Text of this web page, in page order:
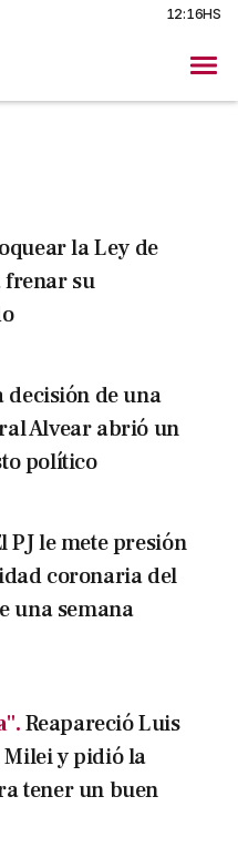
12:16HS
la Ley de
frenar su
decisión de una
Alvear abrió un
político
PJ le mete presión
coronaria del
una semana
Reapareció Luis
y pidió la
tener un buen